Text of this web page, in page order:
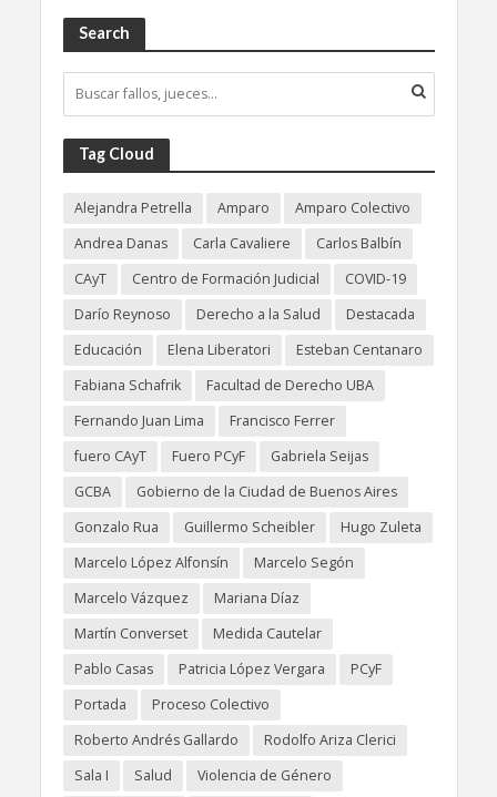
Search
Tag Cloud
Alejandra Petrella Amparo
Amparo Colectivo
Andrea Danas
Carla Cavaliere
Carlos Balbín
CAyT
Centro de Formación Judicial
COVID-19
Darío Reynoso
Derecho a la Salud
Destacada
Educación
Elena Liberatori
Esteban Centanaro
Fabiana Schafrik
Facultad de Derecho UBA
Fernando Juan Lima
Francisco Ferrer
fuero CAyT
Fuero PCyF
Gabriela Seijas
GCBA
Gobierno de la Ciudad de Buenos Aires
Gonzalo Rua
Guillermo Scheibler
Hugo Zuleta
Marcelo López Alfonsín
Marcelo Segón
Marcelo Vázquez
Mariana Díaz
Martín Converset
Medida Cautelar
Pablo Casas
Patricia López Vergara
PCyF
Portada
Proceso Colectivo
Roberto Andrés Gallardo
Rodolfo Ariza Clerici
Sala I
Salud Violencia de Género